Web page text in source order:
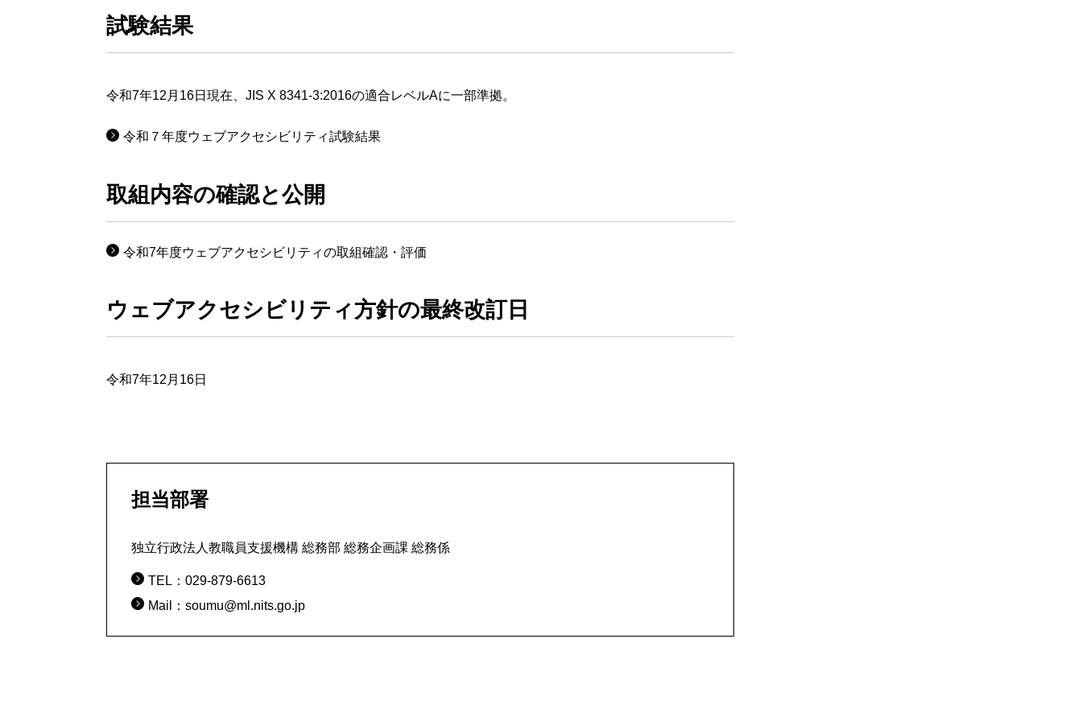
試験結果
令和7年12月16日現在、JIS X 8341-3:2016の適合レベルAに一部準拠。
令和７年度ウェブアクセシビリティ試験結果
取組内容の確認と公開
令和7年度ウェブアクセシビリティの取組確認・評価
ウェブアクセシビリティ方針の最終改訂日
令和7年12月16日
担当部署
独立行政法人教職員支援機構 総務部 総務企画課 総務係
TEL：029-879-6613
Mail：soumu@ml.nits.go.jp